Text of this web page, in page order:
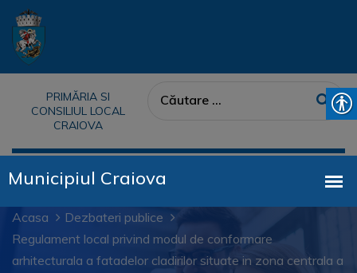
PRIMĂRIA SI
CONSILIUL LOCAL
CRAIOVA
Acasa
Dezbateri publice
Regulament local privind modul de conformare
arhitecturala a fatadelor cladirilor situate in zona centrala a